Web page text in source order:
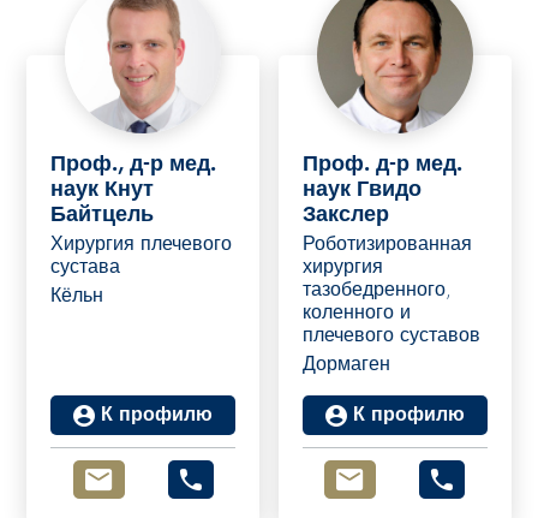
Проф., д-р мед.
наук Кнут
Байтцель
Хирургия плечевого
сустава
Кёльн
К профилю
Проф. д-р мед.
наук Гвидо
Закслер
Роботизированная
хирургия
тазобедренного,
коленного и
плечевого суставов
Дормаген
К профилю